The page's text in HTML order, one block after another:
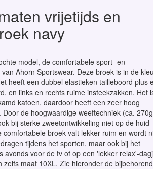
vrijetijds en
navy
model, de comfortabele sport- en
Ahorn Sportswear. Deze broek is in de
heeft een dubbel elastieken tailleboord plus
en links en rechts ruime insteekzakken. Het
katoen, daardoor heeft een zeer hoog
Door de hoogwaardige weeftechniek (ca.
bij sterke zweetontwikkeling niet op de huid
comfortabele broek valt lekker ruim en wordt
tijdens het sporten, maar ook bij het
avonds voor de tv of op een 'lekker relax'-
zelfs maat 10XL. Zie hieronder de